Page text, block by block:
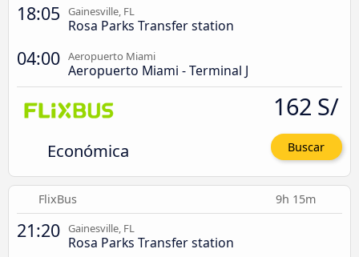
18:05 Gainesville, FL
Rosa Parks Transfer station
04:00 Aeropuerto Miami
Aeropuerto Miami - Terminal J
Económica
162 S/
Buscar
FlixBus 9h 15m
21:20 Gainesville, FL
Rosa Parks Transfer station